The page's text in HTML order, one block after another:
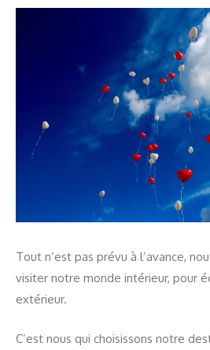
Tout n’est pas prévu à l’avance,
visiter notre monde intérieur, pour
extérieur.
C’est nous qui choisissons notre